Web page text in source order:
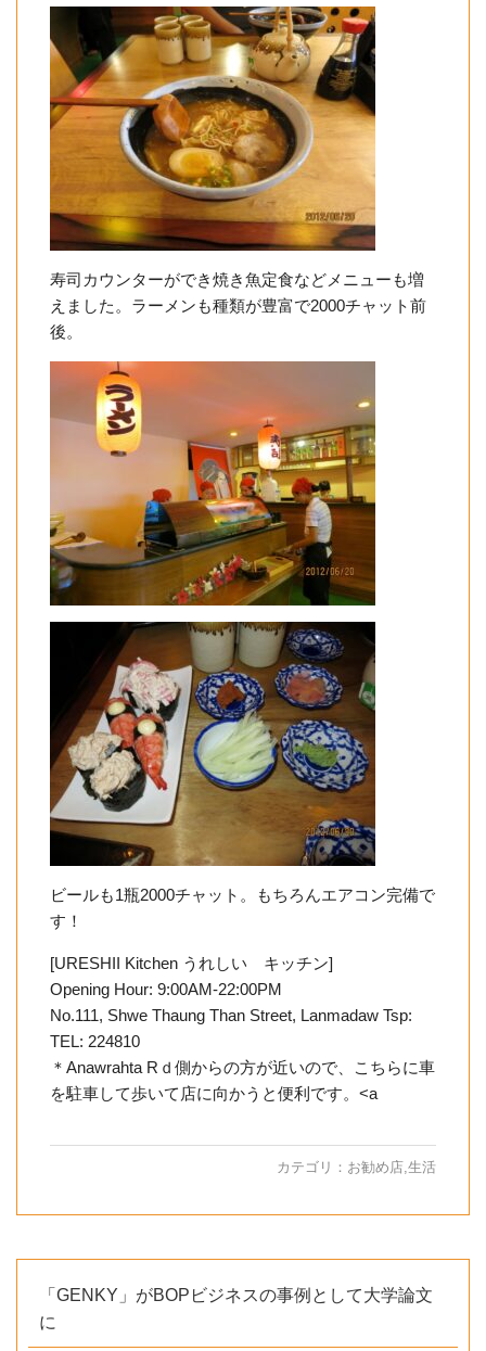
寿司カウンターができ焼き魚定食などメニューも増
えました。ラーメンも種類が豊富で2000チャット前
後。
ビールも1瓶2000チャット。もちろんエアコン完備で
す！
[URESHII Kitchen うれしい キッチン]
Opening Hour: 9:00AM-22:00PM
No.111, Shwe Thaung Than Street, Lanmadaw Tsp:
TEL: 224810
＊Anawrahta Rｄ側からの方が近いので、こちらに車
を駐車して歩いて店に向かうと便利です。<a
カテゴリ： お勧め店,生活
「GENKY」がBOPビジネスの事例として大学論文
に